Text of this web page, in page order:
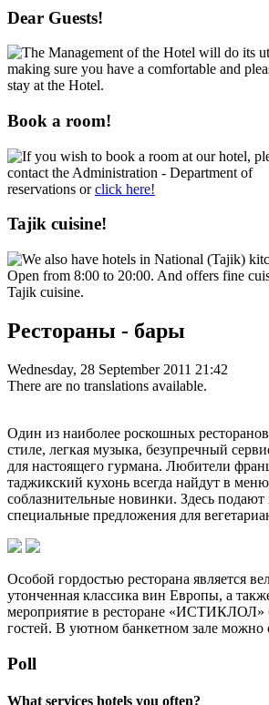
Dear Guests!
The Management of the Hotel will do its
making sure you have a comfortable and
stay at the Hotel.
Book a room!
If you wish to book a room at our hotel,
contact the Administration - Department of
reservations orclick here!
Tajik cuisine!
We also have hotels in National (Tajik)
Open from 8:00 to 20:00. And offers fine
Tajik cuisine.
Рестораны - бары
Wednesday, 28 September 2011 21:42
There are no translations available.
Один из наиболее роскошных
стиле, легкая музыка, безупречный
для настоящего гурмана. Любители
таджикский кухонь всегда найдут в
соблазнительные новинки. Здесь
специальные предложения для
Особой гордостью ресторана является
утонченная классика вин Европы, а
мероприятие в ресторане «ИСТИКЛОЛ»
гостей. В уютном банкетном зале можно
Poll
What services hotels you often?